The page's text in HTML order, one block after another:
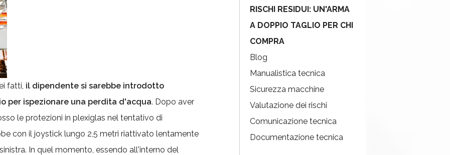
fatti, il dipendente si sarebbe introdotto
per ispezionare una perdita d'acqua. Dopo aver
le protezioni in plexiglas nel tentativo di
con il joystick lungo 2,5 metri riattivato lentamente
In quel momento, essendo all'interno del
RISCHI RESIDUI: UN'ARMA
A DOPPIO TAGLIO PER CHI
COMPRA
Blog
Manualistica tecnica
Sicurezza macchine
Valutazione dei rischi
Comunicazione tecnica
Documentazione tecnica